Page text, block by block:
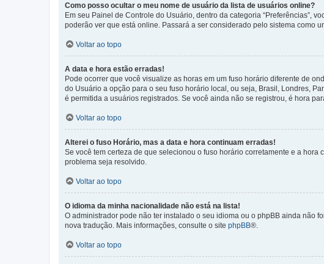
Como posso ocultar o meu nome de usuário da lista de usuários online?
Em seu Painel de Controle do Usuário, dentro da categoria “Preferências”,
poderão ver que está online. Passará a ser considerado pelo sistema como
Voltar ao topo
A data e hora estão erradas!
Pode ocorrer que você visualize as horas em um fuso horário diferente de
do Usuário a opção para o seu fuso horário local, ou seja, Brasil, Londres,
é permitida a usuários registrados. Se você ainda não se registrou, é hora
Voltar ao topo
Alterei o fuso Horário, mas a data e hora continuam erradas!
Se você tem certeza de que selecionou o fuso horário corretamente e a
problema seja resolvido.
Voltar ao topo
O idioma da minha nacionalidade não está na lista!
O administrador pode não ter instalado o seu idioma ou o phpBB ainda não
nova tradução. Mais informações, consulte o site phpBB®.
Voltar ao topo